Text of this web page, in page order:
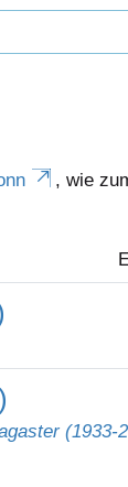
, wie
(1933-